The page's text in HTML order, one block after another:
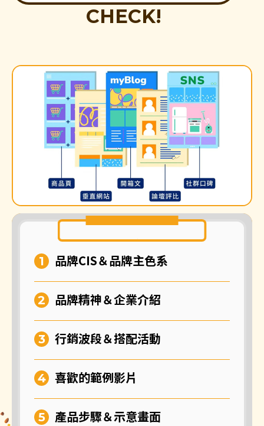
CHECK!
品牌CIS＆品牌主色系
品牌精神＆企業介紹
行銷波段＆搭配活動
喜歡的範例影片
產品步驟＆示意畫面